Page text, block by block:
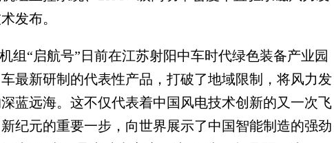
发布。
“启航号”日前在江苏射阳中车时代绿色装备产业园
最新研制的代表性产品，打破了地域限制，将风力发
蓝远海。这不仅代表着中国风电技术创新的又一次飞
纪元的重要一步，向世界展示了中国智能制造的强劲